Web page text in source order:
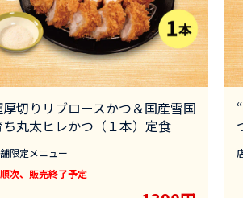
切りリブロースかつ＆国産雪国
ち丸太ヒレかつ（１本）定食
限定メニュー
次、販売終了予定